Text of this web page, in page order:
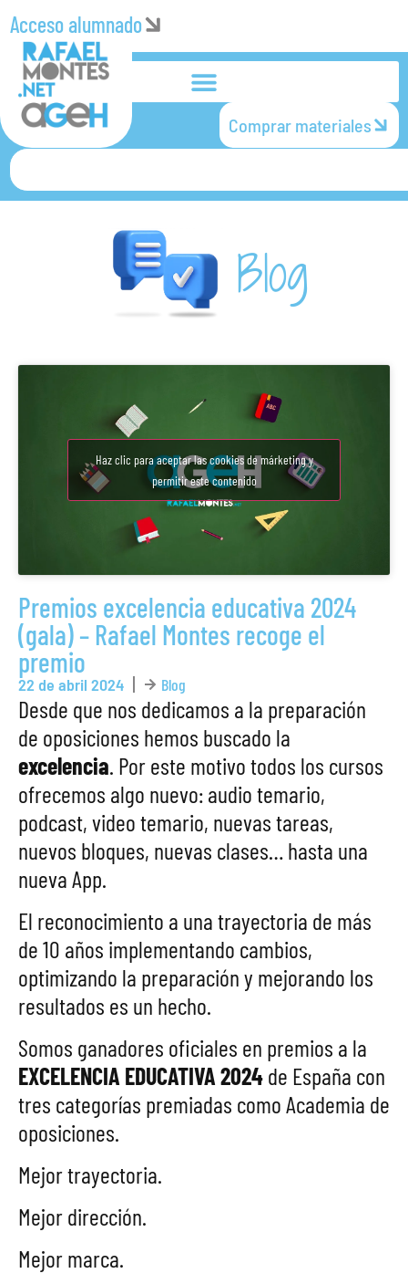
Acceso alumnado
Comprar materiales
Blog
Haz clic para aceptar las cookies de márketing y
permitir este contenido
Premios excelencia educativa 2024
(gala) – Rafael Montes recoge el
premio
22 de abril 2024 Blog
Desde que nos dedicamos a la preparación
de oposiciones hemos buscado la
excelencia. Por este motivo todos los cursos
ofrecemos algo nuevo: audio temario,
podcast, video temario, nuevas tareas,
nuevos bloques, nuevas clases… hasta una
nueva App.
El reconocimiento a una trayectoria de más
de 10 años implementando cambios,
optimizando la preparación y mejorando los
resultados es un hecho.
Somos ganadores oficiales en premios a la
EXCELENCIA EDUCATIVA 2024de España con
tres categorías premiadas como Academia de
oposiciones.
Mejor trayectoria.
Mejor dirección.
Mejor marca.